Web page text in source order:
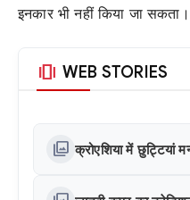
इनकार भी नहीं किया जा सकता।
amp_stories WEB STORIES
photo_library क्रोएशिया में छुट्टियां